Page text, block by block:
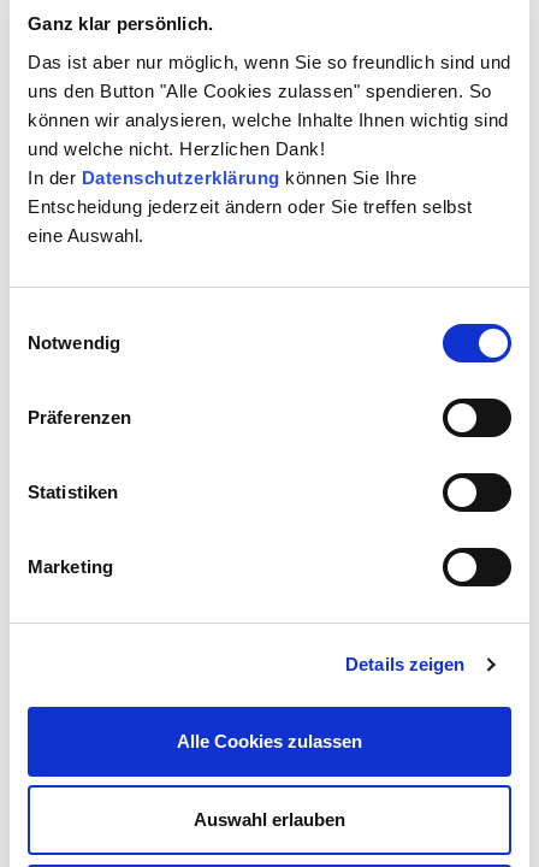
Ganz klar persönlich.
Das ist aber nur möglich, wenn Sie so freundlich sind und
uns den Button "Alle Cookies zulassen" spendieren. So
können wir analysieren, welche Inhalte Ihnen wichtig sind
und welche nicht. Herzlichen Dank!
In der Datenschutzerklärung können Sie Ihre
Entscheidung jederzeit ändern oder Sie treffen selbst
eine Auswahl.
Notwendig
Präferenzen
Statistiken
Marketing
Details zeigen
Alle Cookies zulassen
Auswahl erlauben
später solche von anderen Gesellschaften verwendet,
um hierbei eine effektive und individuelle Anwendung
für interessierte Unternehmen zu gestalten. Mithilfe
des Datenschutzmanagementsystems der CertNex
GmbH bieten diese ihren Kunden eine vollumfängliche
Lösung bei der Implementierung der
datenschutzrechtlichen Anforderung nach DSGVO an.
Des Weiteren verfügt die Gesellschaft über
passenden Fähigkeiten und Kenntnissen in den
Experten arbeiten an der Entwicklung,
Gesetzesanforderungen in geeignete und prüffähige
Erläuterungen, Umsetzungshinweise und Nachweise
enthält. Damit bildet der Kriterienkatalog neben dem
Konformitätsbewertungsprogramm die Basis der
Zertifizierung. Dies setzt die CertNex GmbH in die
Für Unternehmen bedeutet dies jedoch
nicht nur ein Plus an
Kundenfreundlichkeit und Effizienz,
sondern auch ein hohes
Innovationspotenzial.